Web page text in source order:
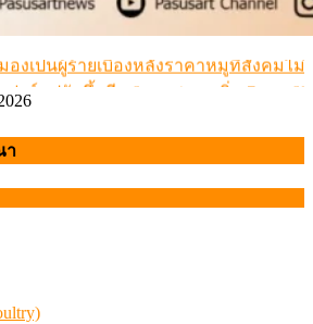
เอ็นโคแช่แข็งกว่า 12.6 ตัน สมุทรสาคร
องเป็นผู้ร้ายเบื้องหลังราคาหมูที่สังคมไม่
าร์มปรับขึ้นอีก 6 บาท/แผง เริ่ม 7 ส.ค.69
ากลางโคเนื้อ” แก้ปัญหาราคาโคเนื้อตก
า